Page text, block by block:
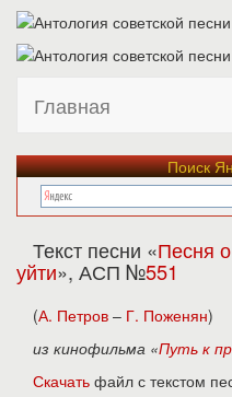
Главная
Поиск
Текст песни «Песня
уйти», АСП №551
(А. Петров – Г. Поженян)
из кинофильма «Путь к
Скачать файл с текстом